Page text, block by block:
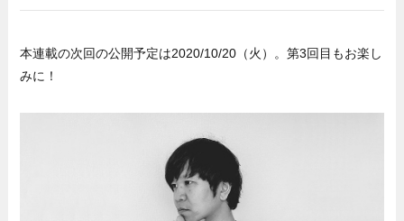
本連載の次回の公開予定は2020/10/20（火）。第3回目もお楽し
みに！